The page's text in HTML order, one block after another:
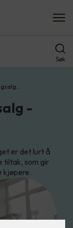
Søk
-
er det lurt å
tiltak, som gir
kjøpere.